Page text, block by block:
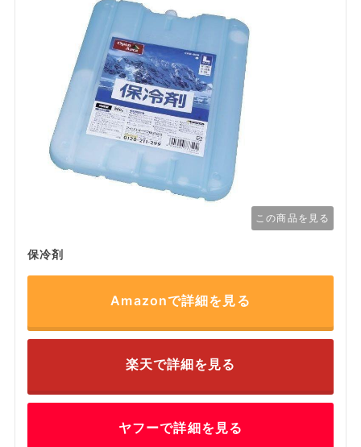
この商品を見る
保冷剤
Amazonで詳細を見る
楽天で詳細を見る
ヤフーで詳細を見る